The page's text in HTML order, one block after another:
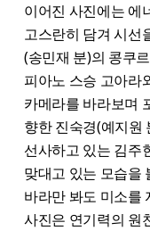
이어진 사진에는 에
고스란히 담겨 시선
(송민재 분)의 콩쿠
피아노 스승 고아라
카메라를 바라보며
향한 진숙경(예지원
선사하고 있는 김주
맞대고 있는 모습을
바라만 봐도 미소를
사진은 연기력의 원